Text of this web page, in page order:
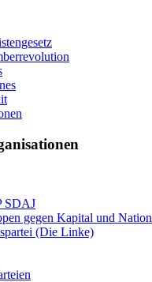
SDAJ
gegen Kapital und Nation
(Die Linke)